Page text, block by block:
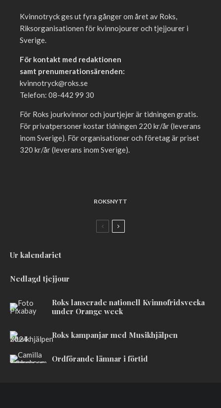
Kvinnotryck ges ut fyra gånger om året av Roks,
Riksorganisationen för kvinnojourer och tjejjourer i
Sverige.
För kontakt med redaktionen
samt prenumerationsärenden:
kvinnotryck@roks.se
Telefon: 08-442 99 30
För Roks jourkvinnor och jourtjejer är tidningen gratis.
För privatpersoner kostar tidningen 220 kr/år (leverans
inom Sverige). För organisationer och företag är priset
320 kr/år (leverans inom Sverige).
ROKSNYTT
Ur kalendariet
Nedlagd tjejjour
Roks lanserade nationell Kvinnofridsvecka
under Orange week
Roks kampanjar med Musikhjälpen
Ordförande lämnar i förtid